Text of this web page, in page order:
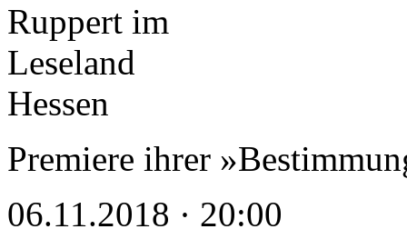
Premiere ihrer
06.11.2018 · 20:00